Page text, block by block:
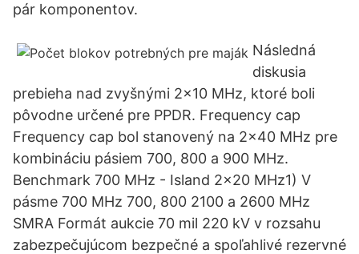
pár komponentov.
Následná
diskusia
prebieha nad zvyšnými 2x10 MHz, ktoré boli
pôvodne určené pre PPDR. Frequency cap
Frequency cap bol stanovený na 2x40 MHz pre
kombináciu pásiem 700, 800 a 900 MHz.
Benchmark 700 MHz - Island 2x20 MHz1) V
pásme 700 MHz 700, 800 2100 a 2600 MHz
SMRA Formát aukcie 70 mil 220 kV v rozsahu
zabezpečujúcom bezpečné a spoľahlivé rezervné